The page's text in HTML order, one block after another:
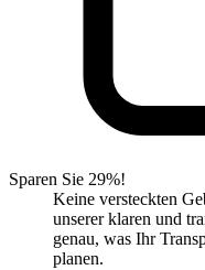
Sparen Sie 29%!
Keine versteckten
unserer klaren und
genau, was Ihr
planen.